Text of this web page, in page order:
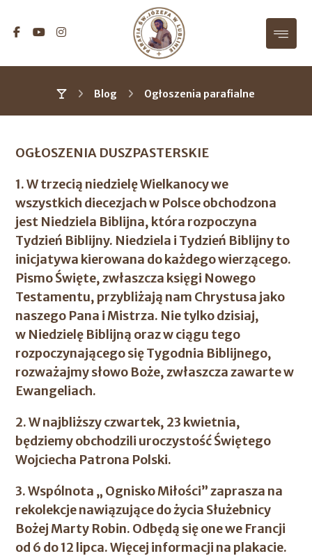
Blog Ogłoszenia parafialne
OGŁOSZENIA DUSZPASTERSKIE
1. W trzecią niedzielę Wielkanocy we
wszystkich diecezjach w Polsce obchodzona
jest Niedziela Biblijna, która rozpoczyna
Tydzień Biblijny. Niedziela i Tydzień Biblijny to
inicjatywa kierowana do każdego wierzącego.
Pismo Święte, zwłaszcza księgi Nowego
Testamentu, przybliżają nam Chrystusa jako
naszego Pana i Mistrza. Nie tylko dzisiaj,
w Niedzielę Biblijną oraz w ciągu tego
rozpoczynającego się Tygodnia Biblijnego,
rozważajmy słowo Boże, zwłaszcza zawarte w
Ewangeliach.
2. W najbliższy czwartek, 23 kwietnia,
będziemy obchodzili uroczystość Świętego
Wojciecha Patrona Polski.
3. Wspólnota „ Ognisko Miłości” zaprasza na
rekolekcje nawiązujące do życia Służebnicy
Bożej Marty Robin. Odbędą się one we Francji
od 6 do 12 lipca. Więcej informacji na plakacie.